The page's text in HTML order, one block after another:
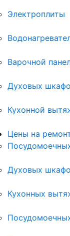
Электроплиты
Варочной
Духовых
Кухонной
Цены на
Духовых
Кухонных